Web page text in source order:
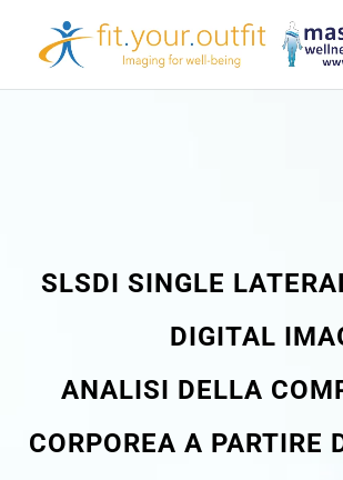
SLSDI SINGLE
DIGITAL
ANALISI DELLA
CORPOREA A PARTIRE